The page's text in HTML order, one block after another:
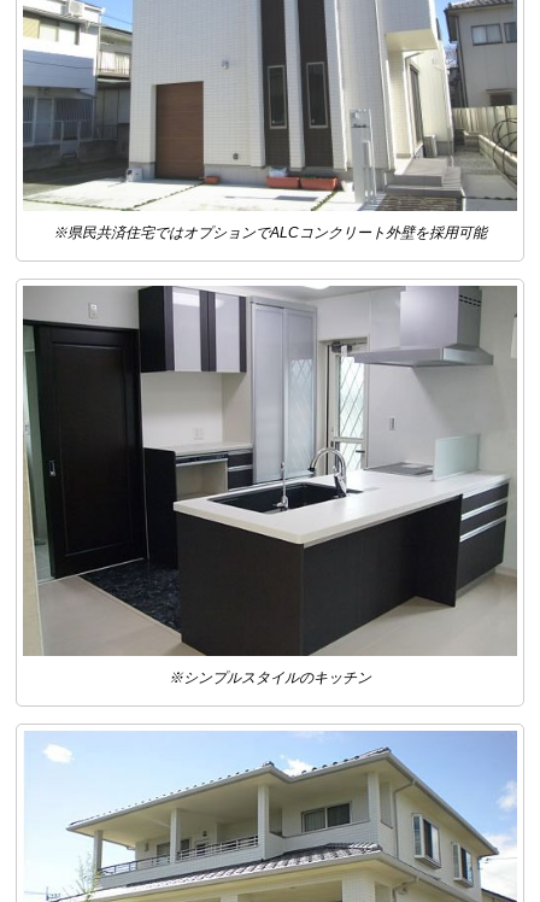
※県民共済住宅ではオプションでALCコンクリート外壁を採用可能
※シンプルスタイルのキッチン